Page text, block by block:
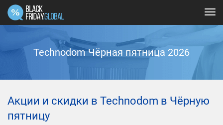
Technodom Чёрная пятница 2026
Акции и скидки в Technodom в Чёрную
пятницу